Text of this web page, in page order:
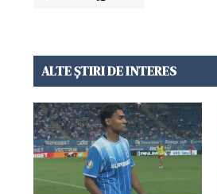
ALTE ȘTIRI DE INTERES